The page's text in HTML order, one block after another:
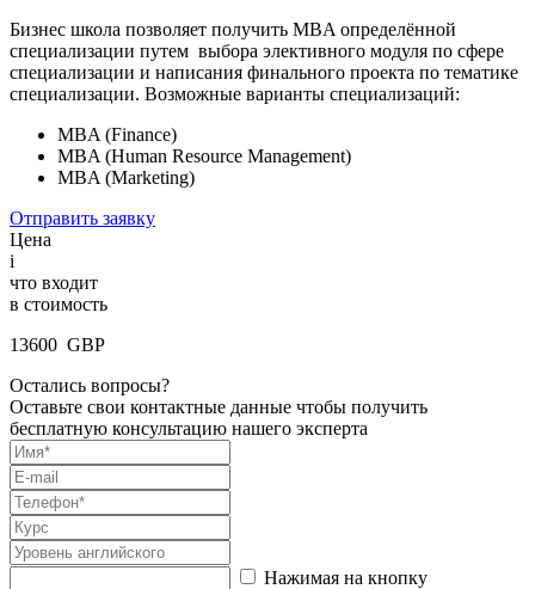
Бизнес школа позволяет получить MBA определённой
специализации путем выбора элективного модуля по сфере
специализации и написания финального проекта по тематике
специализации. Возможные варианты специализаций:
MBA (Finance)
MBA (Human Resource Management)
MBA (Marketing)
Отправить заявку
Цена
i
что входит
в стоимость
13600 GBP
Остались вопросы?
Оставьте свои контактные данные чтобы получить
бесплатную консультацию нашего эксперта
Нажимая на кнопку